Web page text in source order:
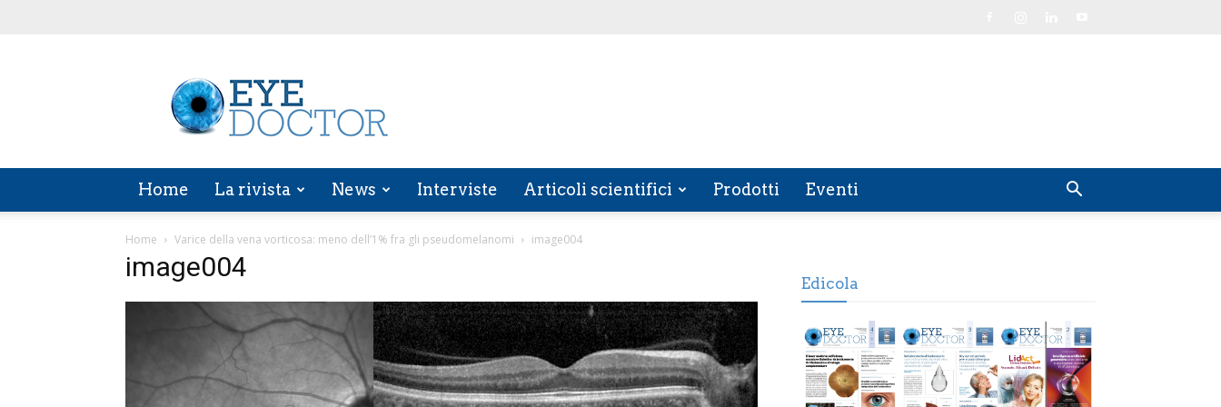
EYE
DOCTOR
Home La rivista News Interviste Articoli scientifici Prodotti Eventi
Home Varice della vena vorticosa: meno dell’1% fra gli pseudomelanomi image004
image004
Edicola